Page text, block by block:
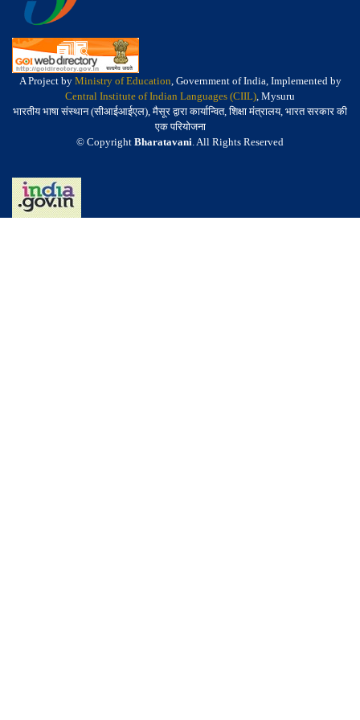
A Project by Ministry of Education, Government of India, Implemented by
Central Institute of Indian Languages (CIIL), Mysuru
भारतीय भाषा संस्थान (सीआईआईएल), मैसूर द्वारा कार्यान्वित, शिक्षा मंत्रालय, भारत सरकार की
एक परियोजना
© Copyright Bharatavani. All Rights Reserved